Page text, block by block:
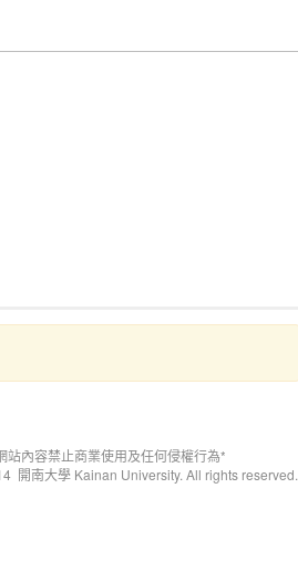
站內容禁止商業使用及任何侵權行為*
開南大學 Kainan University. All rights reserved.